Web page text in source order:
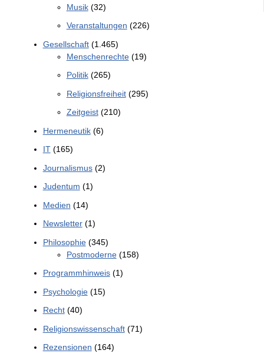
Musik(32)
Veranstaltungen (226)
Gesellschaft(1.465)
Menschenrechte(19)
Politik(265)
Religionsfreiheit(295)
Zeitgeist(210)
Hermeneutik(6)
IT(165)
Journalismus(2)
Judentum (1)
Medien (14)
Newsletter(1)
Philosophie(345)
Postmoderne(158)
Programmhinweis(1)
Psychologie(15)
Recht(40)
Religionswissenschaft(71)
Rezensionen (164)